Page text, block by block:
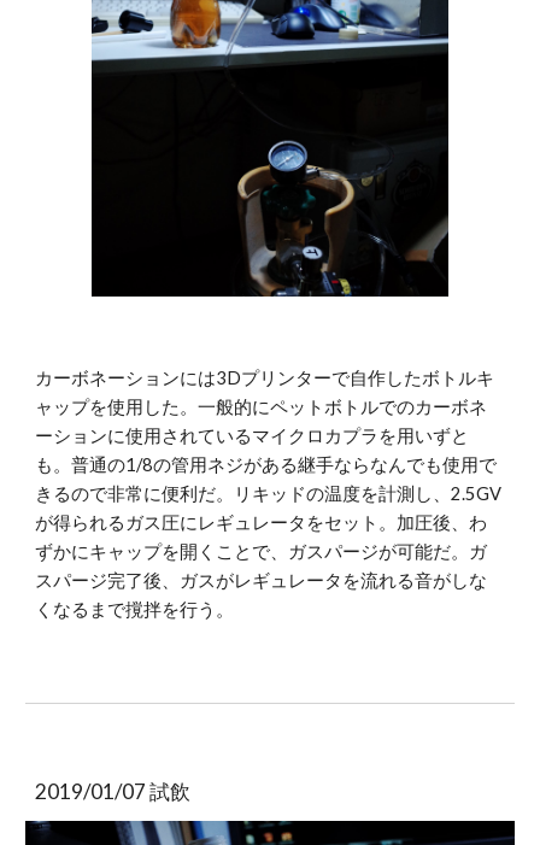
カーボネーションには3Dプリンターで自作したボトルキ
ャップを使用した。一般的にペットボトルでのカーボネ
ーションに使用されているマイクロカプラを用いずと
も。普通の1/8の管用ネジがある継手ならなんでも使用で
きるので非常に便利だ。リキッドの温度を計測し、2.5GV
が得られるガス圧にレギュレータをセット。加圧後、わ
ずかにキャップを開くことで、ガスパージが可能だ。ガ
スパージ完了後、ガスがレギュレータを流れる音がしな
くなるまで撹拌を行う。
2019/01/07 試飲